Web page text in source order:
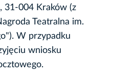
31-004 Kraków (z
Teatralna im.
W przypadku
wniosku